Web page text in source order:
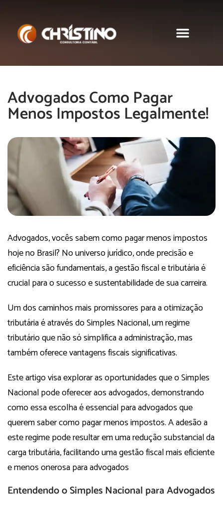
Advogados Como Pagar
Menos Impostos Legalmente!
Advogados, vocês sabem como pagar menos impostos
hoje no Brasil? No universo jurídico, onde precisão e
eficiência são fundamentais, a gestão fiscal e tributária é
crucial para o sucesso e sustentabilidade de sua carreira.
Um dos caminhos mais promissores para a otimização
tributária é através do Simples Nacional, um regime
tributário que não só simplifica a administração, mas
também oferece vantagens fiscais significativas.
Este artigo visa explorar as oportunidades que o Simples
Nacional pode oferecer aos advogados, demonstrando
como essa escolha é essencial para advogados que
querem saber como pagar menos impostos. A adesão a
este regime pode resultar em uma redução substancial da
carga tributária, facilitando uma gestão fiscal mais eficiente
e menos onerosa para advogados
Entendendo o Simples Nacional para Advogados